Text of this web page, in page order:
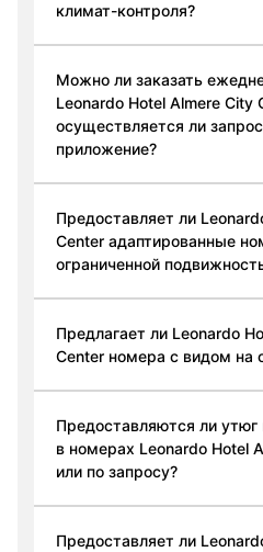
климат-контроля?
Можно ли заказать
Leonardo Hotel Almere City
осуществляется ли
приложение?
Предоставляет ли
Center адаптированные
ограниченной
Предлагает ли Leonardo
Center номера с видом на
Предоставляются ли утюг
в номерах Leonardo Hotel
или по запросу?
Предоставляет ли